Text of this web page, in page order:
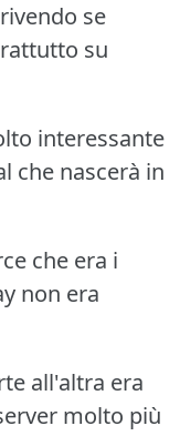
se
su
interessante
che nascerà in
che era i
non era
all'altra era
molto più